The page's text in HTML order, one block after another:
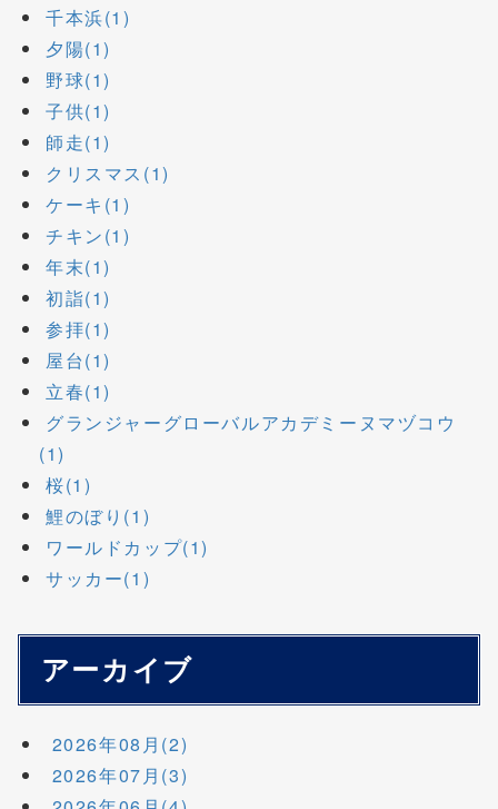
千本浜(1)
夕陽(1)
野球(1)
子供(1)
師走(1)
クリスマス(1)
ケーキ(1)
チキン(1)
年末(1)
初詣(1)
参拝(1)
屋台(1)
立春(1)
グランジャーグローバルアカデミーヌマヅコウ
(1)
桜(1)
鯉のぼり(1)
ワールドカップ(1)
サッカー(1)
アーカイブ
2026年08月(2)
2026年07月(3)